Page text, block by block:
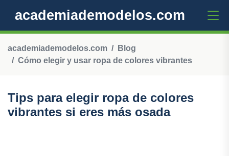
academiademodelos.com
academiademodelos.com
Blog
Cómo elegir y usar ropa de colores vibrantes
Tips para elegir ropa de colores
vibrantes si eres más osada